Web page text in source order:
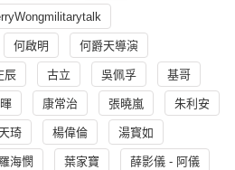
何啟明 何爵天導演
辰 古立 吳佩孚 基哥
康常治 張曉嵐 朱利安
琦 楊偉倫 湯寳如
羅海憫 葉家寶 薛影儀 - 阿儀